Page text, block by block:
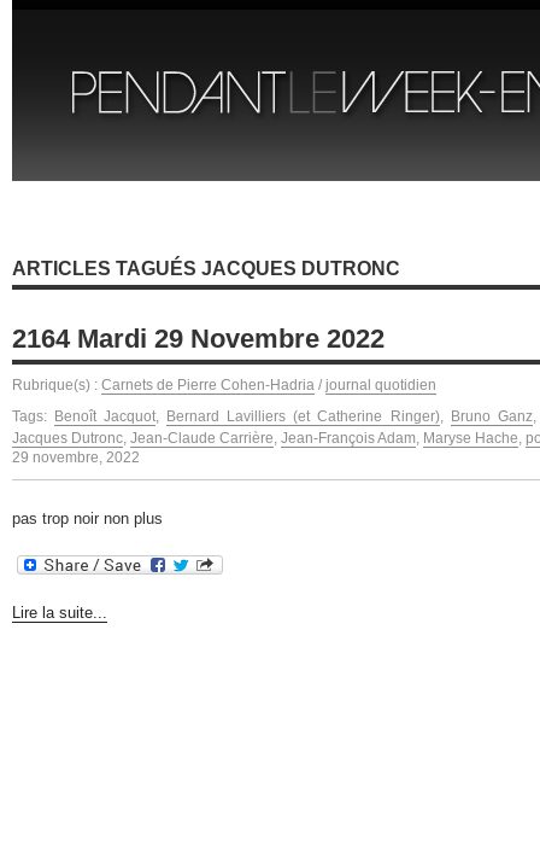
ARTICLES TAGUÉS JACQUES DUTRONC
2164 Mardi 29 Novembre 2022
Rubrique(s) : Carnets de Pierre Cohen-Hadria / journal quotidien
Tags: Benoît Jacquot, Bernard Lavilliers (et Catherine Ringer), Bruno Ganz
Jacques Dutronc, Jean-Claude Carrière, Jean-François Adam, Maryse Hache,
29 novembre, 2022
pas trop noir non plus
Lire la suite...